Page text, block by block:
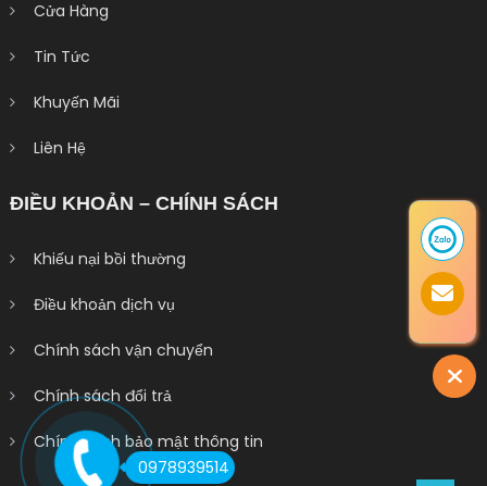
Cửa Hàng
Tin Tức
Khuyến Mãi
Liên Hệ
ĐIỀU KHOẢN – CHÍNH SÁCH
Khiếu nại bồi thường
Điều khoản dịch vụ
Chính sách vận chuyển
Chính sách đổi trả
Chính sách bảo mật thông tin
0978939514